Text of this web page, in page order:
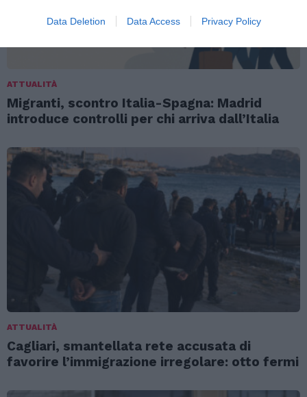
Data Deletion Data Access Privacy Policy
ATTUALITÀ
Migranti, scontro Italia-Spagna: Madrid
introduce controlli per chi arriva dall’Italia
ATTUALITÀ
Cagliari, smantellata rete accusata di
favorire l’immigrazione irregolare: otto fermi